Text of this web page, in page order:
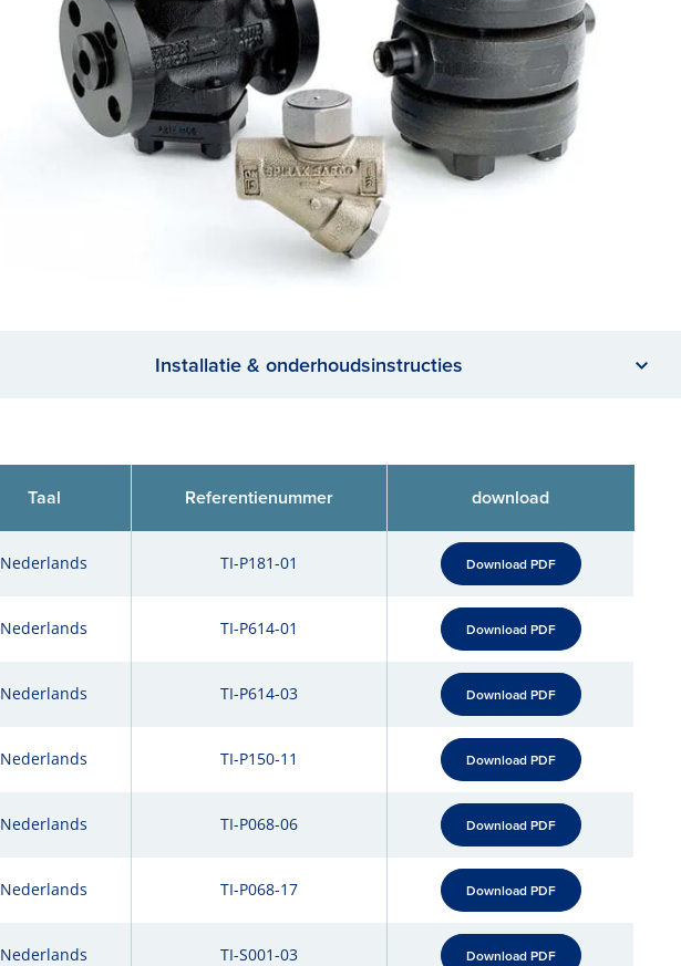
Installatie & onderhoudsinstructies
Taal Referentienummer download
Nederlands TI-P181-01 Download PDF
Nederlands TI-P614-01 Download PDF
Nederlands TI-P614-03 Download PDF
Nederlands TI-P150-11 Download PDF
Nederlands TI-P068-06 Download PDF
Nederlands TI-P068-17 Download PDF
Nederlands TI-S001-03 Download PDF